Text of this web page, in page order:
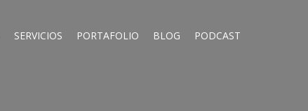
SERVICIOS PORTAFOLIO BLOG PODCAST